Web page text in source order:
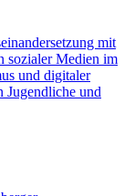
mit
sozialer Medien im
und digitaler
Jugendliche und